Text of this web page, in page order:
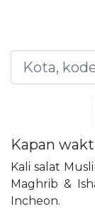
Kapan
Kali salat
Maghrib &
Incheon.